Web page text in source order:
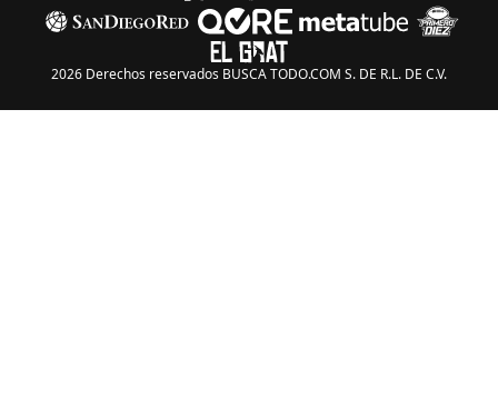
2026 Derechos reservados BUSCA TODO.COM S. DE R.L. DE C.V.